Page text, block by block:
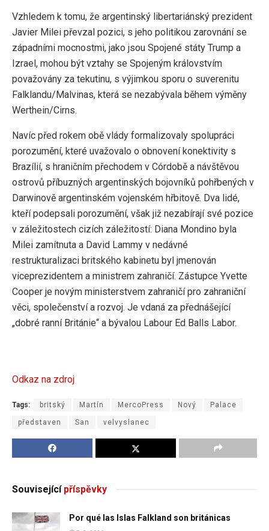
Vzhledem k tomu, že argentinský libertariánský prezident
Javier Milei převzal pozici, s jeho politikou zarovnání se
západními mocnostmi, jako jsou Spojené státy Trump a
Izrael, mohou být vztahy se Spojeným královstvím
považovány za tekutinu, s výjimkou sporu o suverenitu
Falklandu/Malvinas, která se nezabývala během výměny
Werthein/Cirns.
Navíc před rokem obě vlády formalizovaly spolupráci
porozumění, které uvažovalo o obnovení konektivity s
Brazílií, s hraničním přechodem v Córdobě a návštěvou
ostrovů příbuzných argentinských bojovníků pohřbených v
Darwinově argentinském vojenském hřbitově. Dva lidé,
kteří podepsali porozumění, však již nezabírají své pozice
v záležitostech cizích záležitostí: Diana Mondino byla
Milei zamítnuta a David Lammy v nedávné
restrukturalizaci britského kabinetu byl jmenován
viceprezidentem a ministrem zahraničí. Zástupce Yvette
Cooper je novým ministerstvem zahraničí pro zahraniční
věci, společenství a rozvoj. Je vdaná za přednášející
„dobré ranní Británie“ a bývalou Labour Ed Balls Labor.
Odkaz na zdroj
Tags: britský Martín MercoPress Nový Palace
představen San velvyslanec
Souvisejícípříspěvky
Por qué las Islas Falkland son británicas